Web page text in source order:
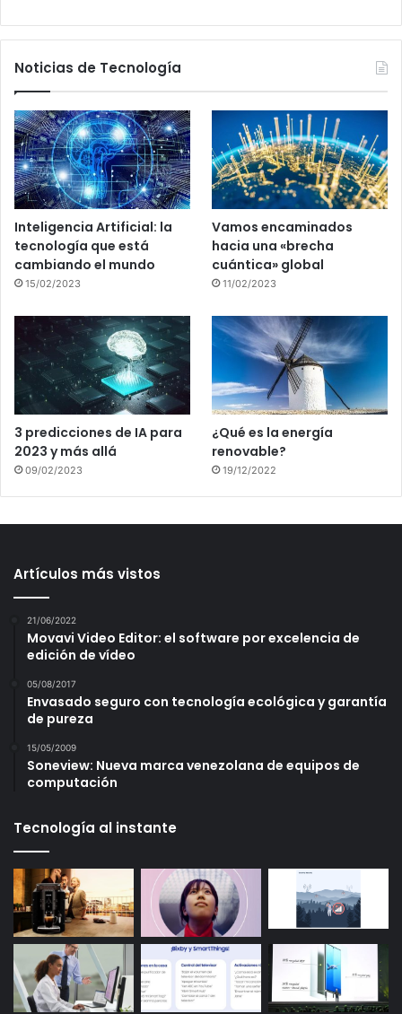
Noticias de Tecnología
Inteligencia Artificial: la
tecnología que está
cambiando el mundo
15/02/2023
Vamos encaminados
hacia una «brecha
cuántica» global
11/02/2023
3 predicciones de IA para
2023 y más allá
09/02/2023
¿Qué es la energía
renovable?
19/12/2022
Artículos más vistos
21/06/2022
Movavi Video Editor: el software por excelencia de
edición de vídeo
05/08/2017
Envasado seguro con tecnología ecológica y garantía
de pureza
15/05/2009
Soneview: Nueva marca venezolana de equipos de
computación
Tecnología al instante